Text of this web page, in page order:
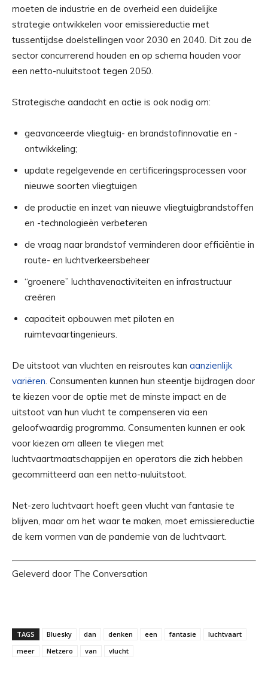
moeten de industrie en de overheid een duidelijke
strategie ontwikkelen voor emissiereductie met
tussentijdse doelstellingen voor 2030 en 2040. Dit zou de
sector concurrerend houden en op schema houden voor
een netto-nuluitstoot tegen 2050.
Strategische aandacht en actie is ook nodig om:
geavanceerde vliegtuig- en brandstofinnovatie en -
ontwikkeling;
update regelgevende en certificeringsprocessen voor
nieuwe soorten vliegtuigen
de productie en inzet van nieuwe vliegtuigbrandstoffen
en -technologieën verbeteren
de vraag naar brandstof verminderen door efficiëntie in
route- en luchtverkeersbeheer
“groenere” luchthavenactiviteiten en infrastructuur
creëren
capaciteit opbouwen met piloten en
ruimtevaartingenieurs.
De uitstoot van vluchten en reisroutes kan aanzienlijk
variëren. Consumenten kunnen hun steentje bijdragen door
te kiezen voor de optie met de minste impact en de
uitstoot van hun vlucht te compenseren via een
geloofwaardig programma. Consumenten kunnen er ook
voor kiezen om alleen te vliegen met
luchtvaartmaatschappijen en operators die zich hebben
gecommitteerd aan een netto-nuluitstoot.
Net-zero luchtvaart hoeft geen vlucht van fantasie te
blijven, maar om het waar te maken, moet emissiereductie
de kern vormen van de pandemie van de luchtvaart.
Geleverd door The Conversation
TAGS Bluesky dan denken een fantasie
luchtvaart
meer
Netzero van vlucht